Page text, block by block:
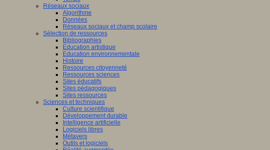
Réseaux sociaux
Algorithme
Données
Réseaux sociaux et champ scolaire
Sélection de ressources
Bibliographies
Education artistique
Education environnementale
Histoire
Ressources citoyenneté
Ressources sciences
Sites éducatifs
Sites pédagogiques
Sites ressources
Sciences et techniques
Culture scientifique
Développement durable
Intelligence artificielle
Logiciels libres
Métavers
Outils et logiciels